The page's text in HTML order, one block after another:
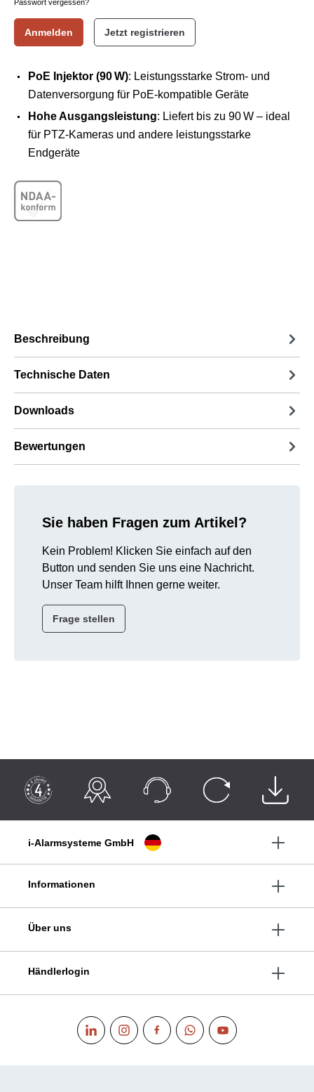
Passwort vergessen?
Anmelden Jetzt registrieren
PoE Injektor (90 W): Leistungsstarke Strom- und
Datenversorgung für PoE-kompatible Geräte
Hohe Ausgangsleistung: Liefert bis zu 90 W – ideal
für PTZ-Kameras und andere leistungsstarke
Endgeräte
Beschreibung
Technische Daten
Downloads
Bewertungen
Sie haben Fragen zum Artikel?
Kein Problem! Klicken Sie einfach auf den
Button und senden Sie uns eine Nachricht.
Unser Team hilft Ihnen gerne weiter.
Frage stellen
i-Alarmsysteme GmbH
Informationen
Über uns
Händlerlogin